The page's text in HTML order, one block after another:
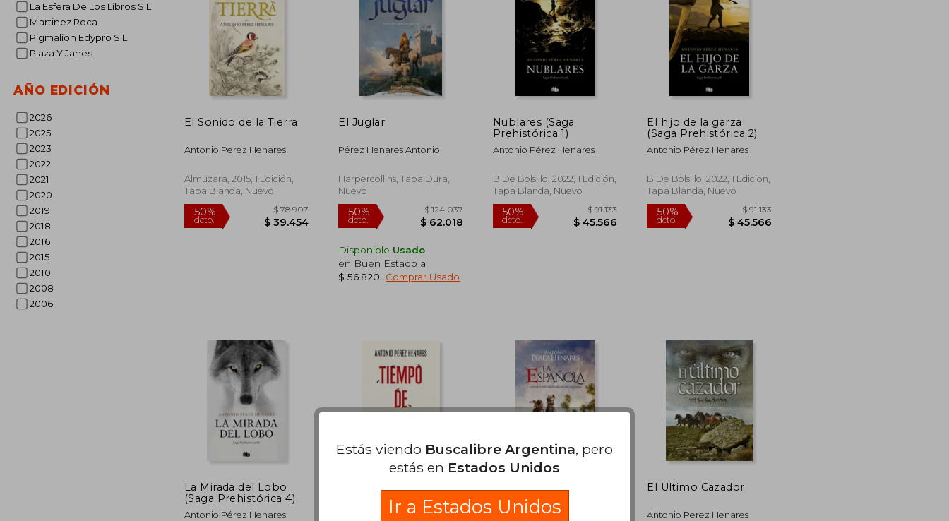
La Esfera De Los Libros S L
Martinez Roca
Pigmalion Edypro S L
Plaza Y Janes
AÑO EDICIÓN
2026
2025
2023
2022
2021
2020
2019
2018
2016
2015
2010
2008
2006
40%
dcto.
50%
dcto.
50%
dcto.
$ 91.133
$ 45.566
50%
dcto.
El Sonido de la Tierra
Antonio Perez Henares
Almuzara, 2015, 1 Edición,
Tapa Blanda, Nuevo
50%
dcto.
El Juglar
Pérez Henares Antonio
Harpercollins, Tapa Dura,
Nuevo
50%
dcto.
Disponible Usado
en Buen Estado a
$ 56.820
Comprar Usado
Nublares (Saga
Prehistórica 1)
Antonio Pérez Henares
B De Bolsillo, 2022, 1 Edición,
Tapa Blanda, Nuevo
50%
dcto.
$ 91.133
$ 45.566
El hijo de la garza
(Saga Prehistórica 2)
Antonio Pérez Henares
B De Bolsillo, 2022, 1 Edición,
Tapa Blanda, Nuevo
50%
dcto.
La Mirada del Lobo
(Saga Prehistórica 4)
Antonio Pérez Henares Antonio Pérez Henares Pérez Henares Antonio
El Ultimo Cazador
Antonio Perez Henares
Estás viendo Buscalibre Argentina, pero
estás en Estados Unidos
Ir a Estados Unidos